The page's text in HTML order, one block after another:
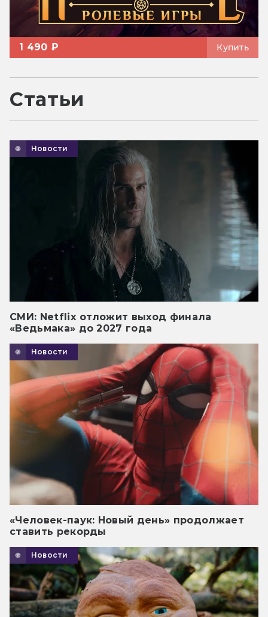
1 490 ₽ Купить
Статьи
Новости
СМИ: Netflix отложит выход финала
«Ведьмака» до 2027 года
Новости
«Человек-паук: Новый день» продолжает
ставить рекорды
Новости